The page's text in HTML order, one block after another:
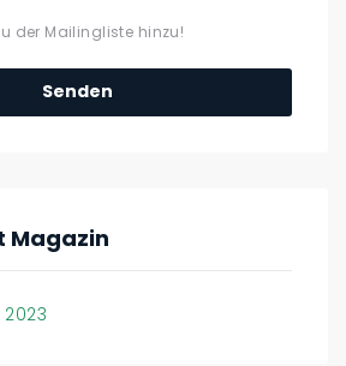
der Mailingliste hinzu!
Magazin